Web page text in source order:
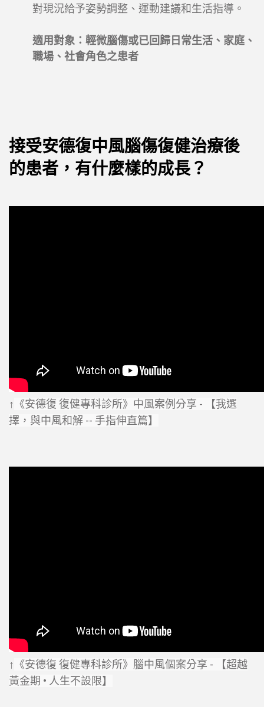
對現況給予姿勢調整、運動建議和生活指導。
適用對象：輕微腦傷或已回歸日常生活、家庭、
職場、社會角色之患者
接受安德復中風腦傷復健治療後
的患者，有什麼樣的成長？
↑ 《安德復 復健專科診所》中風案例分享 - 【我選
擇，與中風和解 -- 手指伸直篇】
↑ 《安德復 復健專科診所》腦中風個案分享 - 【超越
黃金期 • 人生不設限】